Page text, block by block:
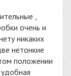
,
очень и
никаких
нетонкие
положении